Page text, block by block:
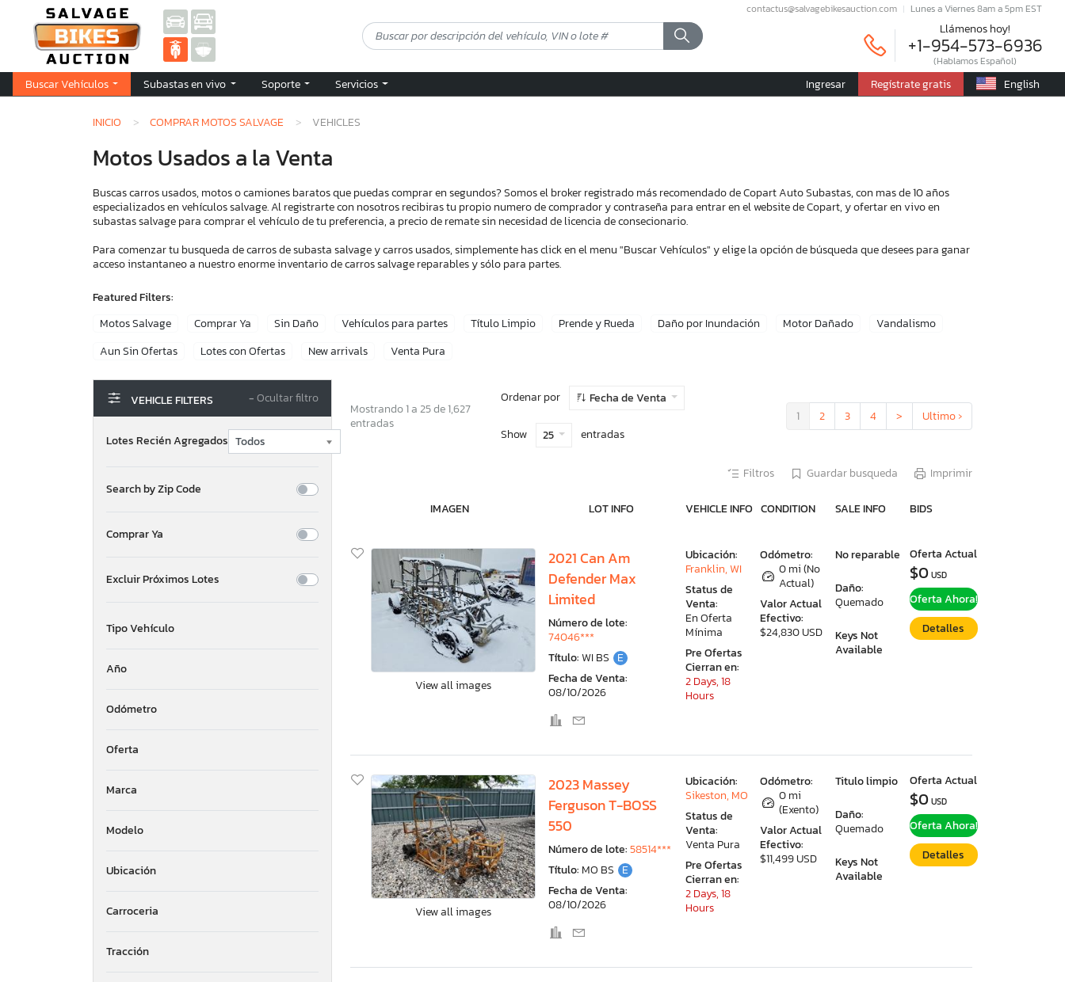
contactus@salvagebikesauction.com Lunes a Viernes 8am a 5pm EST
Llámenos hoy!
+1-954-573-6936
(Hablamos Español)
Buscar Vehículos Subastas en vivo Soporte Servicios Ingresar Regístrate gratis English
INICIO COMPRAR MOTOS SALVAGE VEHICLES
Motos Usados a la Venta
Buscas carros usados, motos o camiones baratos que puedas comprar en segundos? Somos el broker registrado más recomendado de Copart Auto Subastas, con mas de 10 años
especializados en vehículos salvage. Al registrarte con nosotros recibiras tu propio numero de comprador y contraseña para entrar en el website de Copart, y ofertar en vivo en
subastas salvage para comprar el vehículo de tu preferencia, a precio de remate sin necesidad de licencia de consecionario.
Para comenzar tu busqueda de carros de subasta salvage y carros usados, simplemente has click en el menu "Buscar Vehículos" y elige la opción de búsqueda que desees para ganar
acceso instantaneo a nuestro enorme inventario de carros salvage reparables y sólo para partes.
Featured Filters:
Motos Salvage
Comprar Ya Sin Daño Vehículos para partes Título Limpio Prende y Rueda Daño por Inundación Motor Dañado
Vandalismo
Aun Sin Ofertas
Lotes con Ofertas New arrivals Venta Pura
VEHICLE FILTERS −Ocultar filtro
Lotes Recién Agregados
Search by Zip Code
Comprar Ya
Excluir Próximos Lotes
Tipo Vehículo
Año
Odómetro
Oferta
Marca
Modelo
Ubicación
Carroceria
Tracción
Mostrando 1 a 25 de 1,627
entradas
Ordenar por Fecha de Venta
Show 25 entradas
1 2 3 4 > Ultimo ›
Filtros Guardar busqueda Imprimir
IMAGEN LOT INFO VEHICLE INFO CONDITION SALE INFO BIDS
View all images
2021 Can Am
Defender Max
Limited
Número de lote:
74046***
Título:WI BS E
Fecha de Venta:
08/10/2026
Odómetro:
0 mi (No
Actual)
Valor Actual
Efectivo:
$24,830 USD
No reparable
Daño:
Quemado
Keys Not
Available
Ubicación:
Franklin, WI
Status de
Venta:
En Oferta
Mínima
Pre Ofertas
Cierran en:
2 Days, 18
Hours
Oferta Actual
$0USD
Oferta Ahora!
Detalles
View all images
2023 Massey
Ferguson T-BOSS
550
Número de lote:58514***
Título: MO BS E
Fecha de Venta:
08/10/2026
Odómetro:
0 mi
(Exento)
Valor Actual
Efectivo:
$11,499 USD
Titulo limpio
Daño:
Quemado
Keys Not
Available
Ubicación:
Sikeston, MO
Status de
Venta:
Venta Pura
Pre Ofertas
Cierran en:
2 Days, 18
Hours
Oferta Actual
$0USD
Oferta Ahora!
Detalles